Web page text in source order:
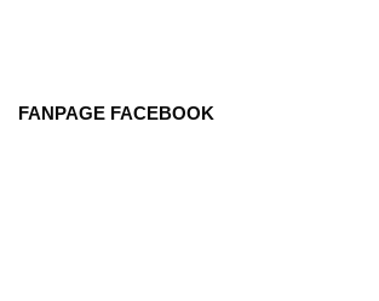
FANPAGE FACEBOOK